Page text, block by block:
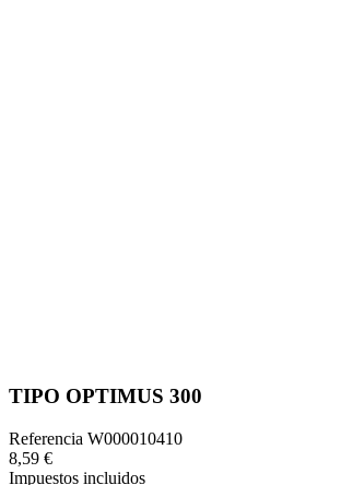
TIPO OPTIMUS 300
Referencia W000010410
8,59 €
Impuestos incluidos